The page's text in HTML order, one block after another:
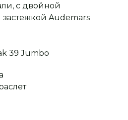
с двойной
Audemars
39 Jumbo
на все вопросы
с выбором
только
и именитых